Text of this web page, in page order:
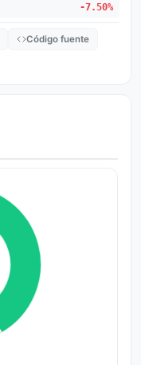
-7.50%
Código fuente